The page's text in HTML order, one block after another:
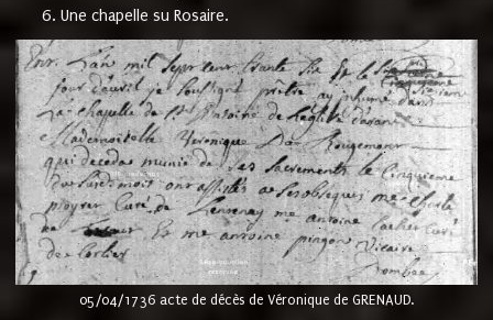
Une chapelle su Rosaire.
05/04/1736 acte de décès de Véronique de GRENAUD.